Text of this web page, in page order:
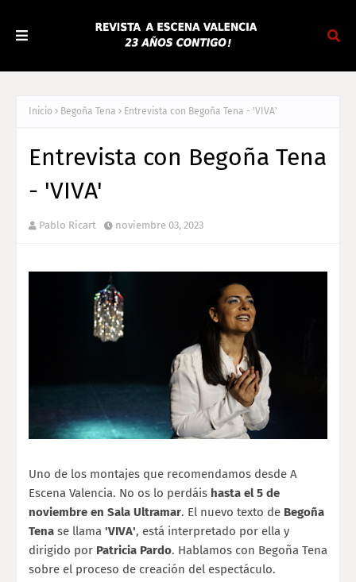
Inicio Begoña Tena Entrevista con Begoña Tena - 'VIVA'
Entrevista con Begoña Tena
- 'VIVA'
Pablo Ricart noviembre 03, 2023
Uno de los montajes que recomendamos desde A
Escena Valencia. No os lo perdáis hasta el 5 de
noviembre en Sala Ultramar. El nuevo texto de Begoña
Tena se llama 'VIVA', está interpretado por ella y
dirigido por Patricia Pardo. Hablamos con Begoña Tena
sobre el proceso de creación del espectáculo.